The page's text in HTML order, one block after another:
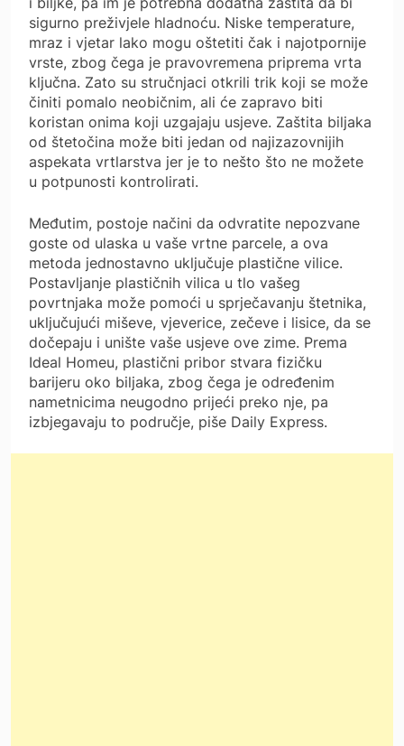
sigurno preživjele hladnoću. Niske temperature,
mraz i vjetar lako mogu oštetiti čak i najotpornije
vrste, zbog čega je pravovremena priprema vrta
ključna. Zato su stručnjaci otkrili trik koji se može
činiti pomalo neobičnim, ali će zapravo biti
koristan onima koji uzgajaju usjeve. Zaštita biljaka
od štetočina može biti jedan od najizazovnijih
aspekata vrtlarstva jer je to nešto što ne možete
u potpunosti kontrolirati.
Međutim, postoje načini da odvratite nepozvane
goste od ulaska u vaše vrtne parcele, a ova
metoda jednostavno uključuje plastične vilice.
Postavljanje plastičnih vilica u tlo vašeg
povrtnjaka može pomoći u sprječavanju štetnika,
uključujući miševe, vjeverice, zečeve i lisice, da se
dočepaju i unište vaše usjeve ove zime. Prema
Ideal Homeu, plastični pribor stvara fizičku
barijeru oko biljaka, zbog čega je određenim
nametnicima neugodno prijeći preko nje, pa
izbjegavaju to područje, piše Daily Express.